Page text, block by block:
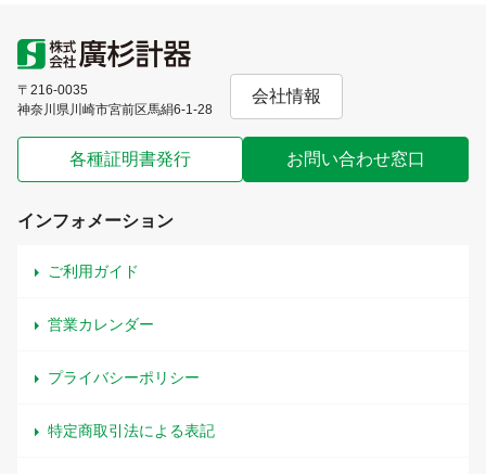
〒216-0035
神奈川県川崎市宮前区馬絹6-1-28
会社情報
各種証明書発行 お問い合わせ窓口
インフォメーション
ご利用ガイド
営業カレンダー
プライバシーポリシー
特定商取引法による表記